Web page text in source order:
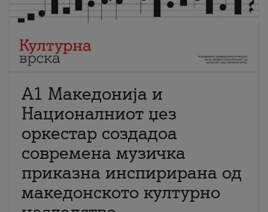
А1 Македонија и
Националниот џез
оркестар создадоа
современа музичка
приказна инспирирана од
македонското културно